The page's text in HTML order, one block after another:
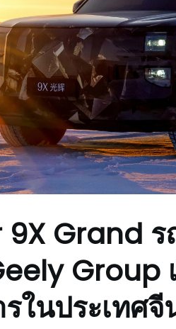
9X Grand ร
Group
ในประเทศจี